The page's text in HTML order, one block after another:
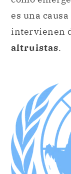
es una
intervienen
altruistas.